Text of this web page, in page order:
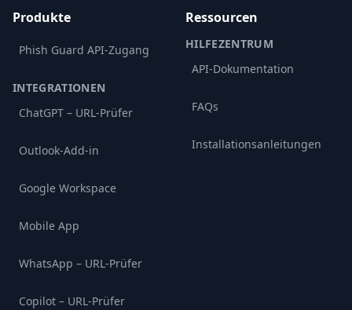
Produkte
Phish Guard API-Zugang
INTEGRATIONEN
ChatGPT – URL-Prüfer
Outlook-Add-in
Google Workspace
Mobile App
WhatsApp – URL-Prüfer
Copilot – URL-Prüfer
Ressourcen
HILFEZENTRUM
API-Dokumentation
FAQs
Installationsanleitungen